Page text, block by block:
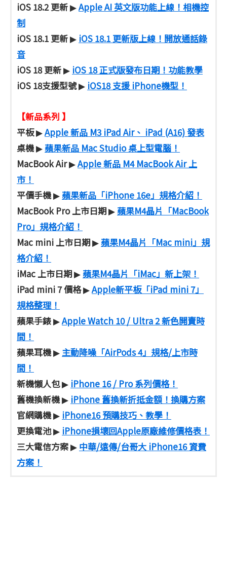
iOS 18.2 更新▶Apple AI 英文版功能上線！相機控
制
iOS 18.1 更新▶ iOS 18.1 更新版上線！開放通話錄
音
iOS 18 更新▶ iOS 18 正式版發布日期！功能教學
iOS 18支援型號▶ iOS18 支援 iPhone機型！
【新品系列 】
平板▶Apple 新品 M3 iPad Air、 iPad (A16) 發表
桌機▶蘋果新品 Mac Studio 桌上型電腦！
MacBook Air▶Apple 新品 M4 MacBook Air 上
市！
平價手機▶蘋果新品「iPhone 16e」規格介紹！
MacBook Pro 上市日期▶蘋果M4晶片「MacBook
Pro」規格介紹！
Mac mini 上市日期▶蘋果M4晶片「Mac mini」規
格介紹！
iMac 上市日期▶蘋果M4晶片「iMac」新上架！
iPad mini 7 價格▶Apple新平板「iPad mini 7」
規格整理！
蘋果手錶▶Apple Watch 10 / Ultra 2 新色開賣時
間！
蘋果耳機▶ 主動降噪「AirPods 4」規格/上市時
間！
新機懶人包▶ iPhone 16 / Pro 系列價格！
舊機換新機▶ iPhone 舊換新折抵金額！換購方案
官網購機▶ iPhone16 預購技巧、教學！
更換電池▶ iPhone損壞回Apple原廠維修價格表！
三大電信方案▶ 中華/遠傳/台哥大 iPhone16 資費
方案！